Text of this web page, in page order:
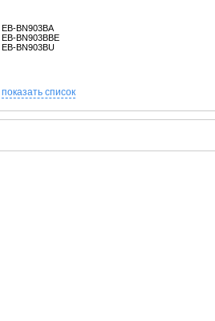
EB-BN903BA
EB-BN903BBE
EB-BN903BU
показать список